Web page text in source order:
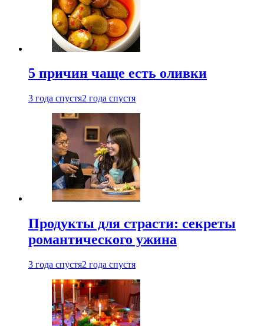
5 причин чаще есть оливки
3 года спустя2 года спустя
Продукты для страсти: секреты
романтического ужина
3 года спустя2 года спустя